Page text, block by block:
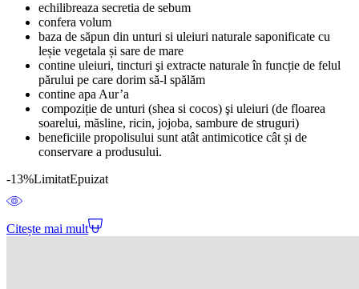
echilibreaza secretia de sebum
confera volum
baza de săpun din unturi si uleiuri naturale saponificate cu
leșie vegetala și sare de mare
contine uleiuri, tincturi şi extracte naturale în funcție de felul
părului pe care dorim să-l spălăm
contine apa Aur’a
compoziție de unturi (shea si cocos) şi uleiuri (de floarea
soarelui, măsline, ricin, jojoba, sambure de struguri)
beneficiile propolisului sunt atât antimicotice cât și de
conservare a produsului.
-13%LimitatEpuizat
Citește mai mult